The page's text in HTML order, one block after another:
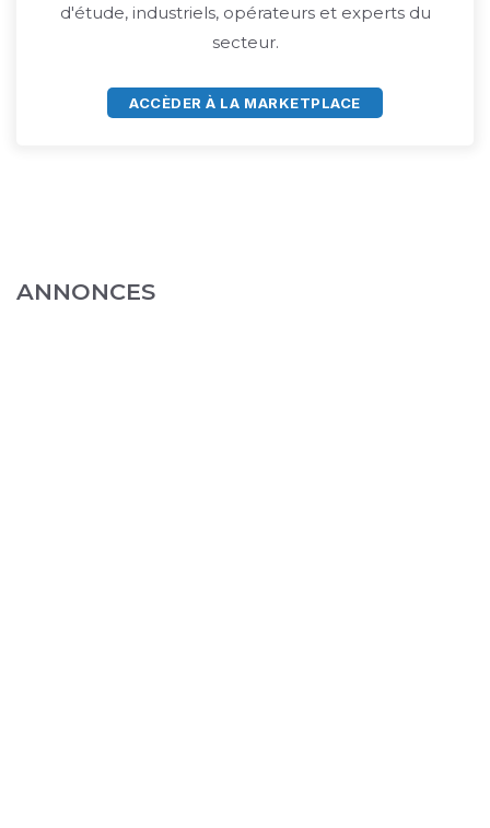
d'étude, industriels, opérateurs et experts du
secteur.
ACCÈDER À LA MARKETPLACE
ANNONCES